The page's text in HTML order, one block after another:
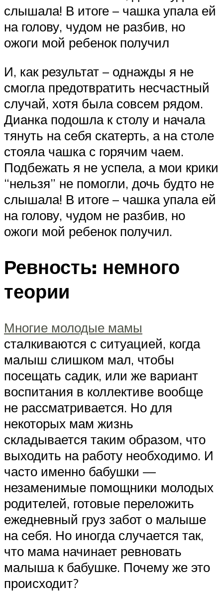
слышала! В итоге – чашка упала ей
на голову, чудом не разбив, но
ожоги мой ребенок получил
И, как результат – однажды я не
смогла предотвратить несчастный
случай, хотя была совсем рядом.
Дианка подошла к столу и начала
тянуть на себя скатерть, а на столе
стояла чашка с горячим чаем.
Подбежать я не успела, а мои крики
“нельзя” не помогли, дочь будто не
слышала! В итоге – чашка упала ей
на голову, чудом не разбив, но
ожоги мой ребенок получил.
Ревность: немного
теории
Многие молодые мамы
сталкиваются с ситуацией, когда
малыш слишком мал, чтобы
посещать садик, или же вариант
воспитания в коллективе вообще
не рассматривается. Но для
некоторых мам жизнь
складывается таким образом, что
выходить на работу необходимо. И
часто именно бабушки —
незаменимые помощники молодых
родителей, готовые переложить
ежедневный груз забот о малыше
на себя. Но иногда случается так,
что мама начинает ревновать
малыша к бабушке. Почему же это
происходит?